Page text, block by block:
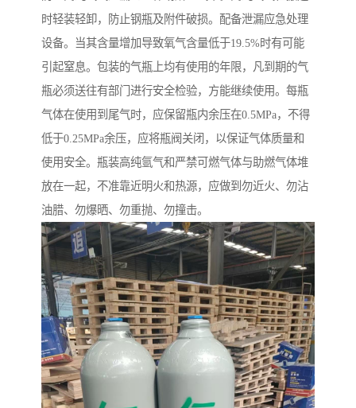
时轻装轻卸，防止钢瓶及附件破损。配备泄漏应急处理
设备。当其含量增加导致氧气含量低于19.5%时有可能
引起窒息。包装的气瓶上均有使用的年限，凡到期的气
瓶必须送往有部门进行安全检验，方能继续使用。每瓶
气体在使用到尾气时，应保留瓶内余压在0.5MPa，不得
低于0.25MPa余压，应将瓶阀关闭，以保证气体质量和
使用安全。瓶装高纯氩气和严禁可燃气体与助燃气体堆
放在一起，不准靠近明火和热源，应做到勿近火、勿沾
油腊、勿爆晒、勿重抛、勿撞击。